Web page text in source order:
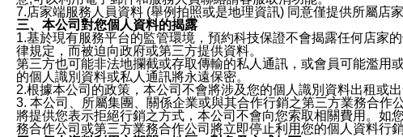
7.店家端服務人員資料 (舉例拍照或是地理資訊) 同意僅提供所屬店
三、本公司對您個人資料的揭露
1.基於現有服務平台的監管環境，預約科技保證不會揭露任何店家
律規定，而被迫向政府或第三方提供資料。
第三方也可能非法地攔截或存取傳輸的私人通訊，或會員可能濫用
的個人識別資料或私人通訊將永遠保密。
2.根據本公司的政策，本公司不會將涉及您的個人識別資料出租或出
3. 本公司、所屬集團、關係企業或與其合作行銷之第三方業務合作
將提供您表示拒絕行銷之方式，本公司不會向您索取相關費用。
務合作公司或第三方業務合作公司將立即停止利用您的個人資料行銷